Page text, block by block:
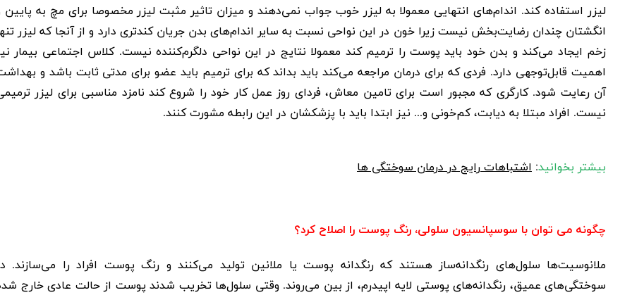
لیزر استفاده کند. اندام‌های انتهایی معمولا به لیزر خوب جواب نمی‌دهند و میزان تاثیر مثبت لیزر مخصوصا برای مچ به پایین
انگشتان چندان رضایت‌بخش نیست زیرا خون در این نواحی نسبت به سایر اندام‌های بدن جریان کند‌تری دارد و از آنجا که لیزر
زخم ایجاد می‌کند و بدن خود باید پوست را ترمیم کند معمولا نتایج در این نواحی دلگرم‌کننده نیست. کلاس اجتماعی بیمار
اهمیت قابل‌توجهی دارد. فردی که برای درمان مراجعه می‌کند باید بداند که برای ترمیم باید عضو برای مدتی ثابت باشد و
آن رعایت شود. کارگری که مجبور است برای تامین معاش، فردای روز عمل کار خود را شروع کند نامزد مناسبی برای لیزر
نیست. افراد مبتلا به دیابت، کم‌خونی و... نیز ابتدا باید با پزشکشان در این رابطه مشورت کنند.
بیشتر بخوانید: اشتباهات رایج در درمان سوختگی ها
چگونه می توان با سوسپانسیون سلولی، رنگ پوست را اصلاح کرد؟
ملانوسیت‌ها سلول‌های رنگدانه‌ساز هستند که رنگدانه پوست یا ملانین تولید می‌کنند و رنگ پوست افراد را می‌سازند.
سوختگی‌های عمیق، رنگدانه‌های پوستی لایه اپیدرم، از بین می‌روند. وقتی سلول‌ها تخریب شدند پوست از حالت عادی خارج